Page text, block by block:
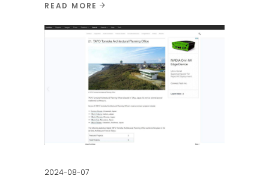
READ MORE
2024-08-07